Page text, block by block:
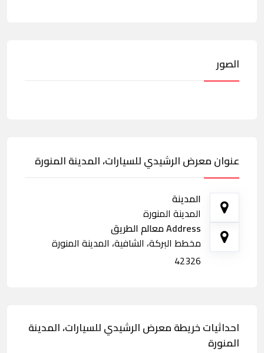
الصور
عنوان معرض الرشيدي للسيارات، المدينة المنورة
المدينة
المدينة المنورة
Address معالم الطريق
مخطط البركة، الشافية، المدينة المنورة
42326
احداثيات خريطة معرض الرشيدي للسيارات، المدينة
المنورة